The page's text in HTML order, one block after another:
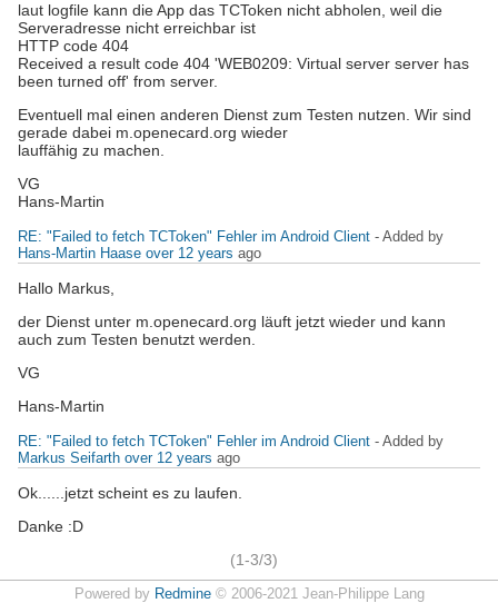
laut logfile kann die App das TCToken nicht abholen, weil die
Serveradresse nicht erreichbar ist
HTTP code 404
Received a result code 404 'WEB0209: Virtual server server has
been turned off' from server.
Eventuell mal einen anderen Dienst zum Testen nutzen. Wir sind
gerade dabei m.openecard.org wieder
lauffähig zu machen.
VG
Hans-Martin
RE: "Failed to fetch TCToken" Fehler im Android Client - Added by
Hans-Martin Haase over 12 years ago
Hallo Markus,
der Dienst unter m.openecard.org läuft jetzt wieder und kann
auch zum Testen benutzt werden.
VG
Hans-Martin
RE: "Failed to fetch TCToken" Fehler im Android Client - Added by
Markus Seifarth over 12 years ago
Ok......jetzt scheint es zu laufen.
Danke :D
(1-3/3)
Powered by Redmine© 2006-2021 Jean-Philippe Lang